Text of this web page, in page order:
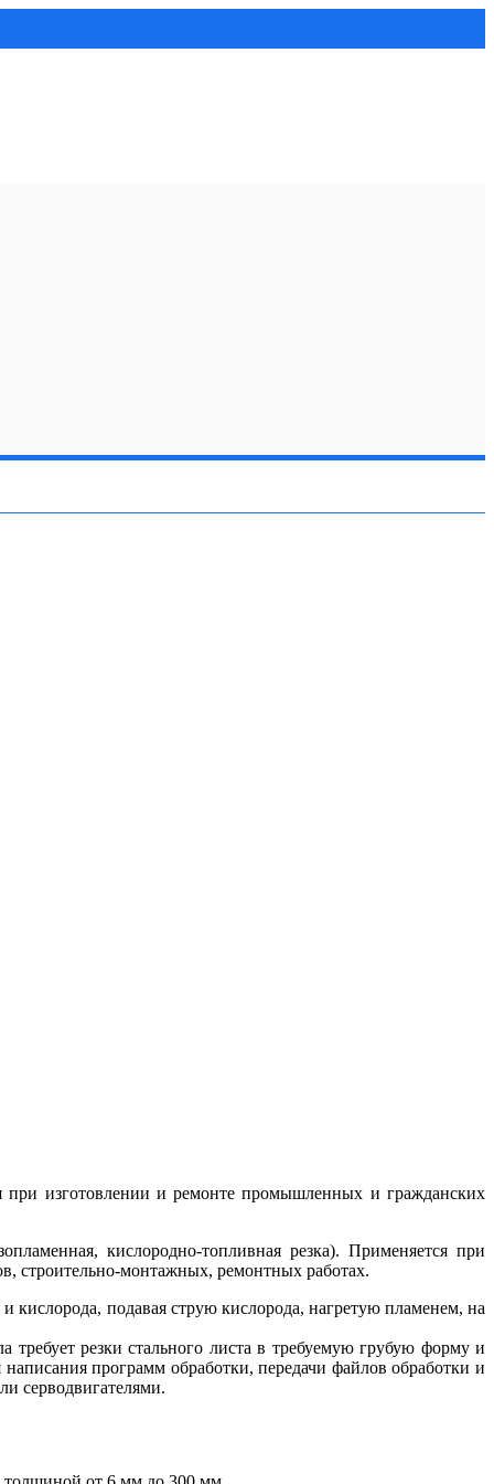
при изготовлении и ремонте промышленных и гражданских
кислородно-топливная резка). Применяется при
строительно-монтажных, ремонтных работах.
кислорода, подавая струю кислорода, нагретую пламенем, на
требует резки стального листа в требуемую грубую форму и
программ обработки, передачи файлов обработки и
серводвигателями.